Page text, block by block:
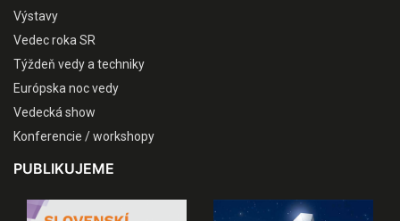
Výstavy
Vedec roka SR
Týždeň vedy a techniky
Európska noc vedy
Vedecká show
Konferencie / workshopy
PUBLIKUJEME